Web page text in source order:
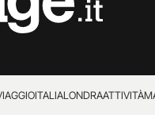
ITALIALONDRAATTIVITÀ